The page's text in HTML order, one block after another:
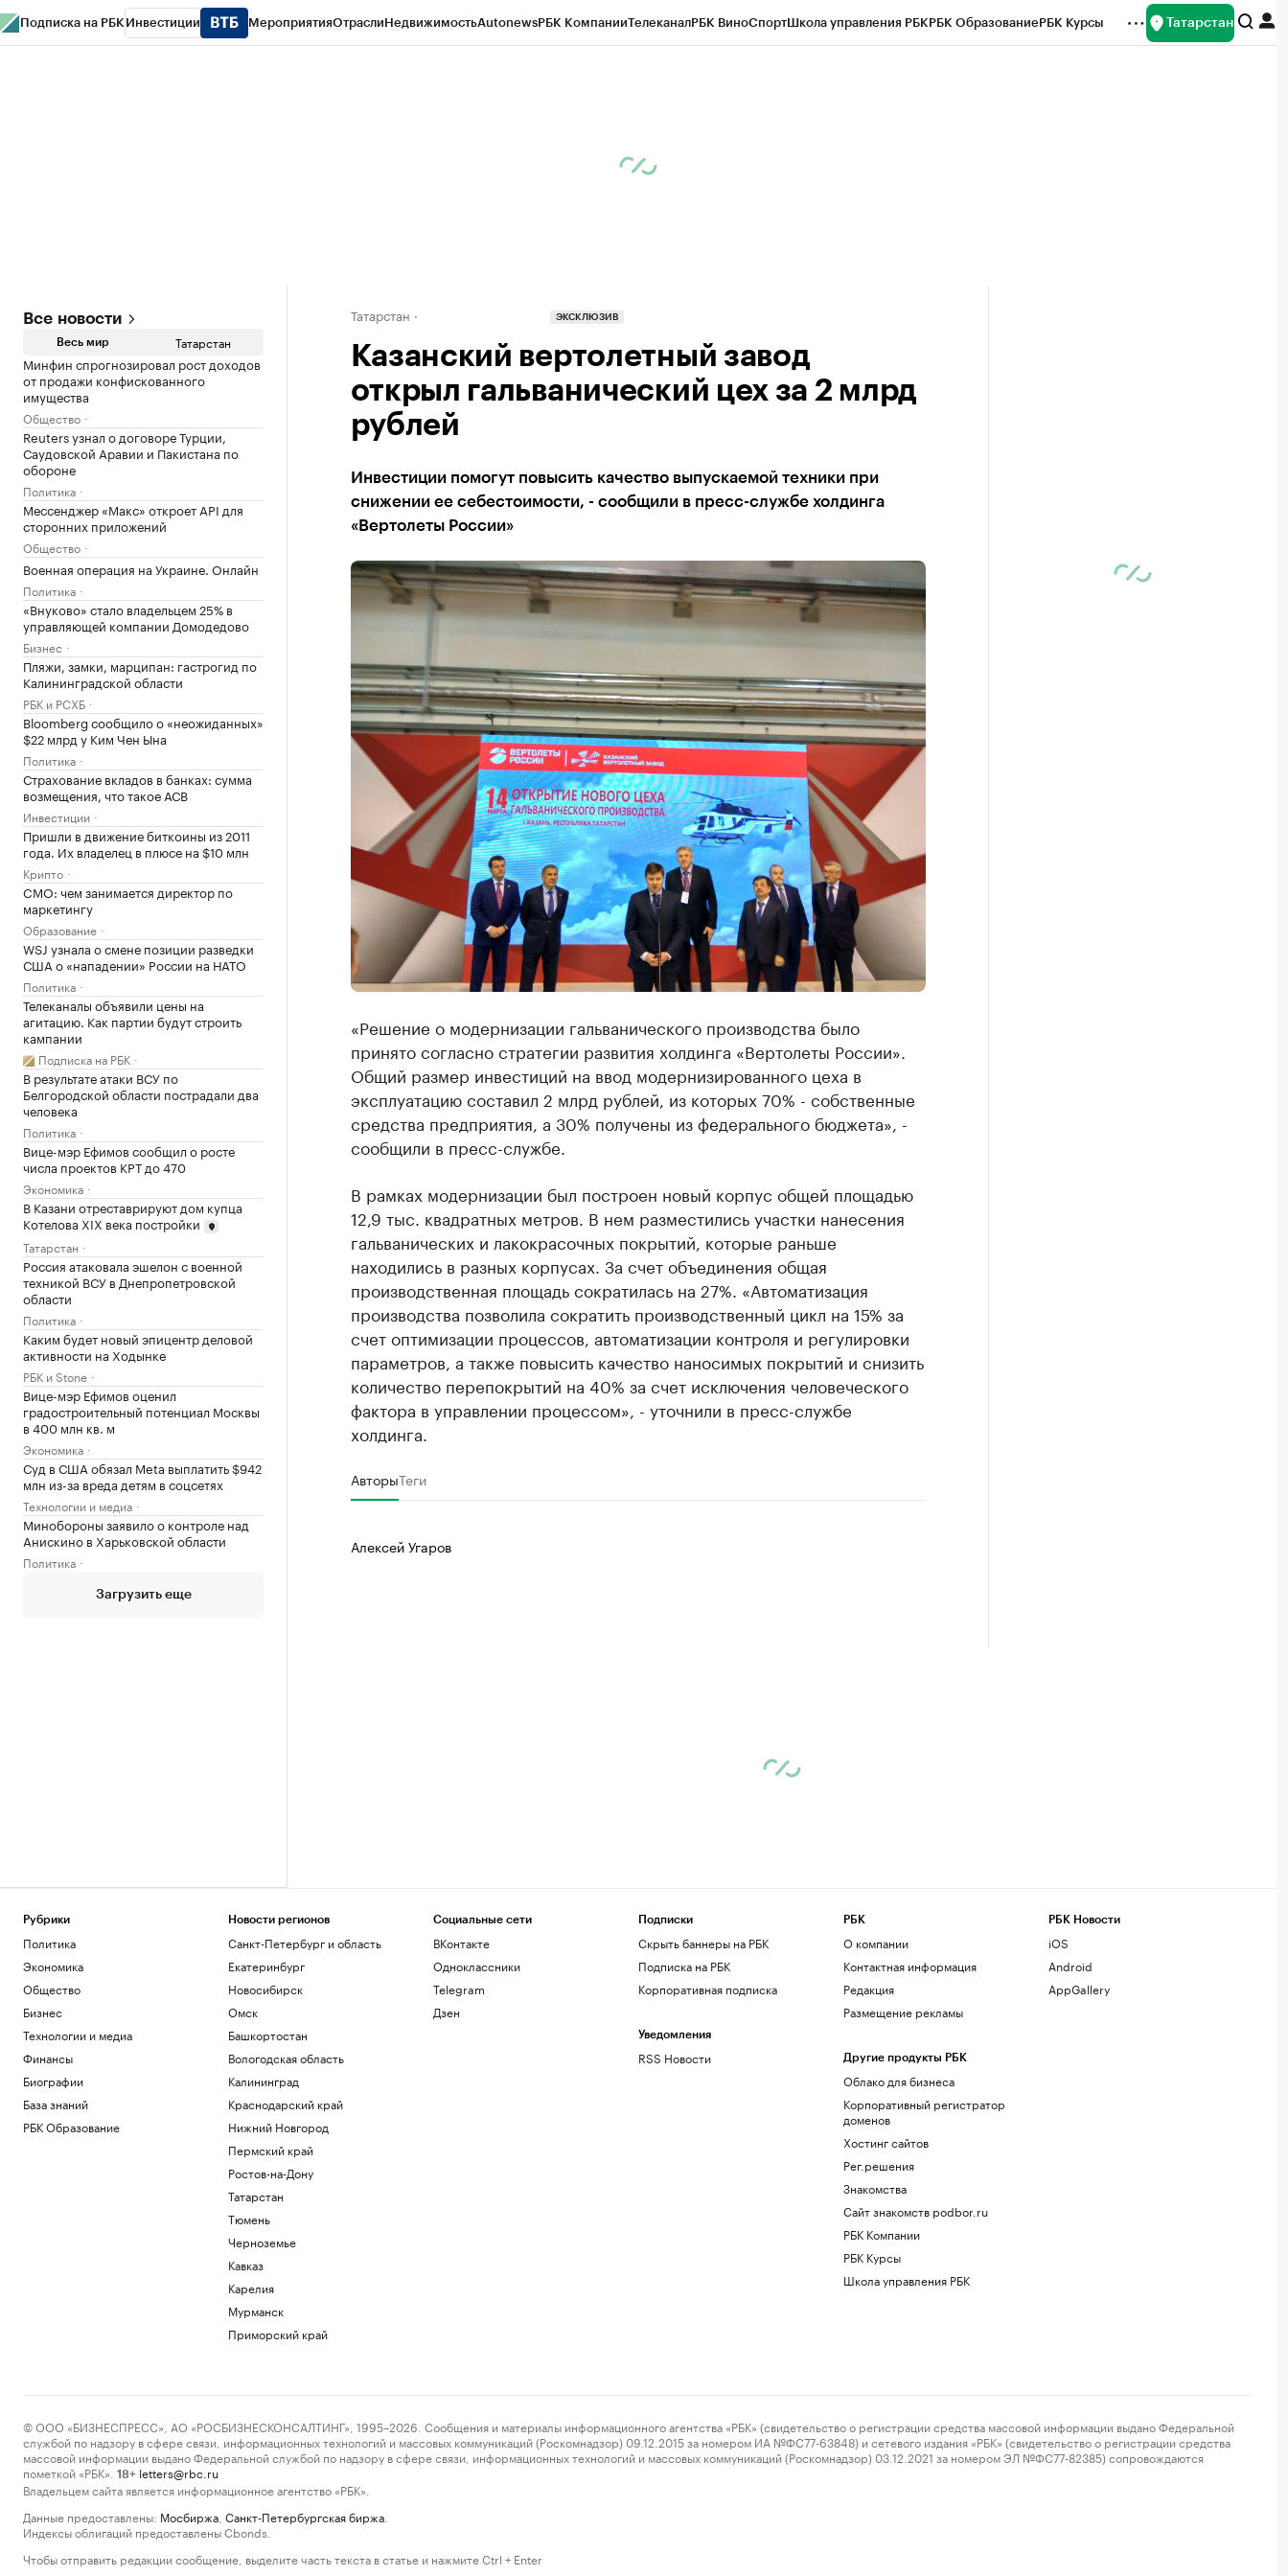
Подписка на РБК Инвестиции МероприятияОтраслиНедвижимостьAutonewsРБК КомпанииТелеканалРБК ВиноСпортШкола управления РБКРБК ОбразованиеРБК Курсы Татарстан
Все новости
Весь мир Татарстан
Минфин спрогнозировал рост доходов
от продажи конфискованного
имущества
Общество
Reuters узнал о договоре Турции,
Саудовской Аравии и Пакистана по
обороне
Политика
Мессенджер «Макс» откроет API для
сторонних приложений
Общество
Военная операция на Украине. Онлайн
Политика
«Внуково» стало владельцем 25% в
управляющей компании Домодедово
Бизнес
Пляжи, замки, марципан: гастрогид по
Калининградской области
РБК и РСХБ
Bloomberg сообщило о «неожиданных»
$22 млрд у Ким Чен Ына
Политика
Страхование вкладов в банках: сумма
возмещения, что такое АСВ
Инвестиции
Пришли в движение биткоины из 2011
года. Их владелец в плюсе на $10 млн
Крипто
CMO: чем занимается директор по
маркетингу
Образование
WSJ узнала о смене позиции разведки
США о «нападении» России на НАТО
Политика
Телеканалы объявили цены на
агитацию. Как партии будут строить
кампании
Подписка на РБК
В результате атаки ВСУ по
Белгородской области пострадали два
человека
Политика
Вице-мэр Ефимов сообщил о росте
числа проектов КРТ до 470
Экономика
В Казани отреставрируют дом купца
Котелова XIX века постройки
Татарстан
Россия атаковала эшелон с военной
техникой ВСУ в Днепропетровской
области
Политика
Каким будет новый эпицентр деловой
активности на Ходынке
РБК и Stone
Вице-мэр Ефимов оценил
градостроительный потенциал Москвы
в 400 млн кв. м
Экономика
Суд в США обязал Meta выплатить $942
млн из-за вреда детям в соцсетях
Технологии и медиа
Минобороны заявило о контроле над
Анискино в Харьковской области
Политика
Загрузить еще
Татарстан ЭКСКЛЮЗИВ
Казанский вертолетный завод
открыл гальванический цех за 2 млрд
рублей
Инвестиции помогут повысить качество выпускаемой техники при
снижении ее себестоимости, - сообщили в пресс-службе холдинга
«Вертолеты России»
«Решение о модернизации гальванического производства было
принято согласно стратегии развития холдинга «Вертолеты России».
Общий размер инвестиций на ввод модернизированного цеха в
эксплуатацию составил 2 млрд рублей, из которых 70% - собственные
средства предприятия, а 30% получены из федерального бюджета», -
сообщили в пресс-службе.
В рамках модернизации был построен новый корпус общей площадью
12,9 тыс. квадратных метров. В нем разместились участки нанесения
гальванических и лакокрасочных покрытий, которые раньше
находились в разных корпусах. За счет объединения общая
производственная площадь сократилась на 27%. «Автоматизация
производства позволила сократить производственный цикл на 15% за
счет оптимизации процессов, автоматизации контроля и регулировки
параметров, а также повысить качество наносимых покрытий и снизить
количество перепокрытий на 40% за счет исключения человеческого
фактора в управлении процессом», - уточнили в пресс-службе
холдинга.
АвторыТеги
Алексей Угаров
Рубрики
Политика
Экономика
Общество
Бизнес
Технологии и медиа
Финансы
Биографии
База знаний
РБК Образование
Новости регионов
Санкт-Петербург и область
Екатеринбург
Новосибирск
Омск
Башкортостан
Вологодская область
Калининград
Краснодарский край
Нижний Новгород
Пермский край
Ростов-на-Дону
Татарстан
Тюмень
Черноземье
Кавказ
Карелия
Мурманск
Приморский край
Социальные сети
ВКонтакте
Одноклассники
Telegram
Дзен
Подписки
Скрыть баннеры на РБК
Подписка на РБК
Корпоративная подписка
Уведомления
RSS Новости
РБК
О компании
Контактная информация
Редакция
Размещение рекламы
Другие продукты РБК
Облако для бизнеса
Корпоративный регистратор
доменов
Хостинг сайтов
Рег.решения
Знакомства
Сайт знакомств podbor.ru
РБК Компании
РБК Курсы
Школа управления РБК
РБК Новости
iOS
Android
AppGallery
© ООО «БИЗНЕСПРЕСС», АО «РОСБИЗНЕСКОНСАЛТИНГ», 1995–2026. Сообщения и материалы информационного агентства «РБК» (свидетельство о регистрации средства массовой информации выдано Федеральной
службой по надзору в сфере связи, информационных технологий и массовых коммуникаций (Роскомнадзор) 09.12.2015 за номером ИА №ФС77-63848) и сетевого издания «РБК» (свидетельство о регистрации средства
массовой информации выдано Федеральной службой по надзору в сфере связи, информационных технологий и массовых коммуникаций (Роскомнадзор) 03.12.2021 за номером ЭЛ №ФС77-82385) сопровождаются
пометкой «РБК».
18+ letters@rbc.ru
Владельцем сайта является информационное агентство «РБК».
Данные предоставлены: Мосбиржа Санкт-Петербургская биржа
Индексы облигаций предоставлены Cbonds.
Чтобы отправить редакции сообщение, выделите часть текста в статье и нажмите Ctrl + Enter